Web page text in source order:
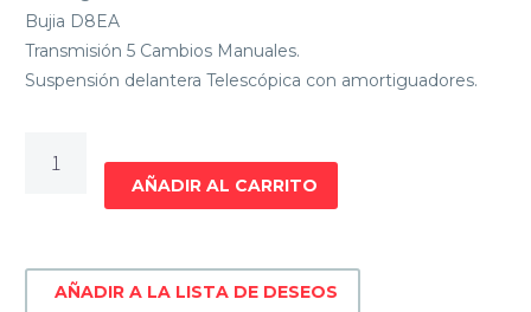
Bujia D8EA
Transmisión 5 Cambios Manuales.
Suspensión delantera Telescópica con amortiguadores.
YUMBO
cantidad
AÑADIR AL CARRITO
AÑADIR A LA LISTA DE DESEOS